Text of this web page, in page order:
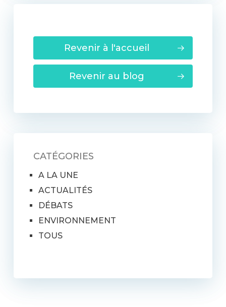
Revenir à l'accueil
Revenir au blog
CATÉGORIES
A LA UNE
ACTUALITÉS
DÉBATS
ENVIRONNEMENT
TOUS